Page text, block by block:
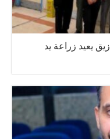
يعيد زراعة يد